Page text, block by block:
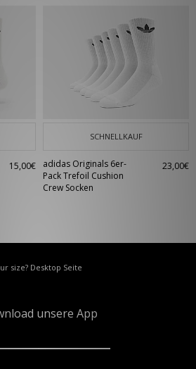
15,00€
SCHNELLKAUF
adidas Originals 6er-
Pack Trefoil Cushion
Crew Socken
23,00€
size? Desktop Seite
unsere App